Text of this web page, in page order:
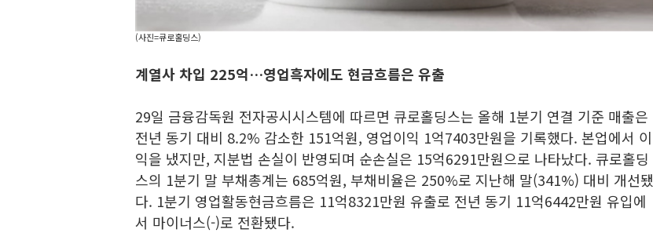
(사진=큐로홀딩스)
계열사 차입 225억…영업흑자에도 현금흐름은 유출
29일 금융감독원 전자공시시스템에 따르면 큐로홀딩스는 올해 1분기 연결 기준 매출은
전년 동기 대비 8.2% 감소한 151억원, 영업이익 1억7403만원을 기록했다. 본업에서 이
익을 냈지만, 지분법 손실이 반영되며 순손실은 15억6291만원으로 나타났다. 큐로홀딩
스의 1분기 말 부채총계는 685억원, 부채비율은 250%로 지난해 말(341%) 대비 개선됐
다. 1분기 영업활동현금흐름은 11억8321만원 유출로 전년 동기 11억6442만원 유입에
서 마이너스(-)로 전환됐다.